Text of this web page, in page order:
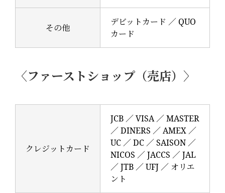
その他
デビットカード ／ QUO
カード
〈ファーストショップ（売店）〉
クレジットカード
JCB ／ VISA ／ MASTER
／ DINERS ／ AMEX ／
UC ／ DC ／ SAISON ／
NICOS ／ JACCS ／ JAL
／ JTB ／ UFJ ／ オリエ
ント